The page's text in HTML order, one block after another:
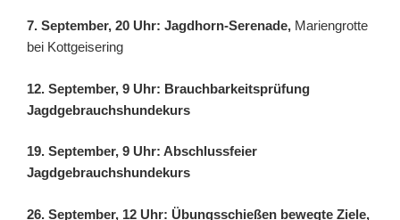
7. September, 20 Uhr: Jagdhorn-Serenade, Mariengrotte
bei Kottgeisering
12. September, 9 Uhr: Brauchbarkeitsprüfung
Jagdgebrauchshundekurs
19. September, 9 Uhr: Abschlussfeier
Jagdgebrauchshundekurs
26. September, 12 Uhr: Übungsschießen bewegte Ziele,